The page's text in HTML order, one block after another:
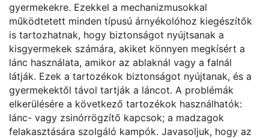
gyermekekre. Ezekkel a mechanizmusokkal
működtetett minden típusú árnyékolóhoz kiegészítők
is tartozhatnak, hogy biztonságot nyújtsanak a
kisgyermekek számára, akiket könnyen megkísért a
lánc használata, amikor az ablaknál vagy a falnál
látják. Ezek a tartozékok biztonságot nyújtanak, és a
gyermekektől távol tartják a láncot. A problémák
elkerülésére a következő tartozékok használhatók:
lánc- vagy zsinórrögzítő kapcsok; a madzagok
felakasztására szolgáló kampók. Javasoljuk, hogy az